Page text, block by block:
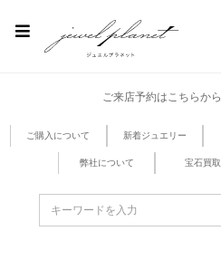
ご来店予約はこちらから
ご購入について 新着ジュエリー
弊社について 宝石買取